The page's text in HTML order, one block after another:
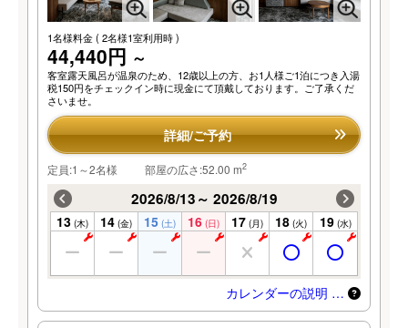
1名様料金( 2名様1室利用時 )
44,440円 ～
客室露天風呂が温泉のため、12歳以上の方、お1人様ご1泊につき入湯
税150円をチェックイン時に現金にて頂戴しております。ご了承くだ
さいませ。
詳細/ご予約
定員:1～2名様 部屋の広さ:52.00 m2
2026/8/13～ 2026/8/19
13 (木) 14 (金) 15 (土) 16 (日) 17 (月) 18 (火) 19 (水)
カレンダーの説明 …